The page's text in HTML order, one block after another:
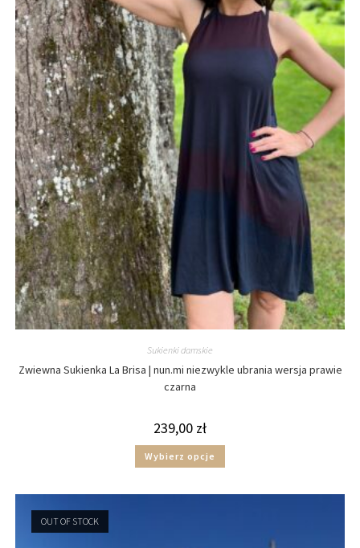
Sukienki damskie
Zwiewna Sukienka La Brisa | nun.mi niezwykle ubrania wersja prawie
czarna
239,00 zł
Wybierz opcje
OUT OF STOCK